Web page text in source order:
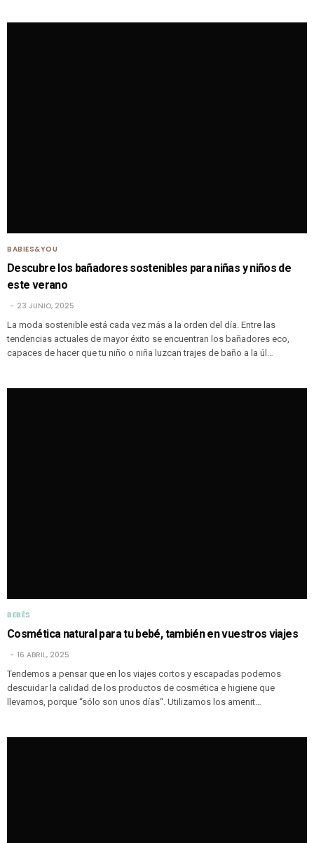
BABIES&YOU
Descubre los bañadores sostenibles para niñas y niños de
este verano
23 JUNIO, 2025
La moda sostenible está cada vez más a la orden del día. Entre las
tendencias actuales de mayor éxito se encuentran los bañadores eco,
capaces de hacer que tu niño o niña luzcan trajes de baño a la úl…
BEBÉS
Cosmética natural para tu bebé, también en vuestros viajes
16 ABRIL, 2025
Tendemos a pensar que en los viajes cortos y escapadas podemos
descuidar la calidad de los productos de cosmética e higiene que
llevamos, porque “sólo son unos días“. Utilizamos los amenit…